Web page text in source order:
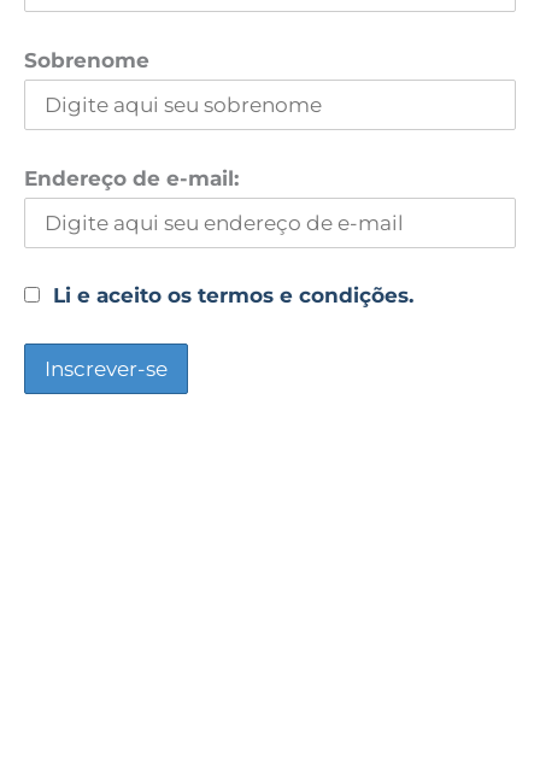
Sobrenome
Endereço de e-mail:
Li e aceito os termos e condições.